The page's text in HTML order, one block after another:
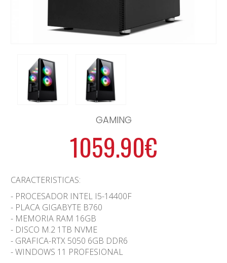
GAMING
1059.90€
CARACTERISTICAS:
- PROCESADOR INTEL I5-14400F
- PLACA GIGABYTE B760
- MEMORIA RAM 16GB
- DISCO M.2 1TB NVME
- GRAFICA-RTX 5050 6GB DDR6
- WINDOWS 11 PROFESIONAL